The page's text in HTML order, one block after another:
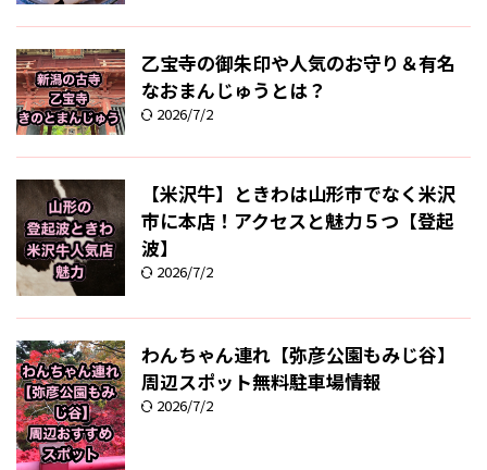
乙宝寺の御朱印や人気のお守り＆有名
なおまんじゅうとは？
2026/7/2
【米沢牛】ときわは山形市でなく米沢
市に本店！アクセスと魅力５つ【登起
波】
2026/7/2
わんちゃん連れ【弥彦公園もみじ谷】
周辺スポット無料駐車場情報
2026/7/2